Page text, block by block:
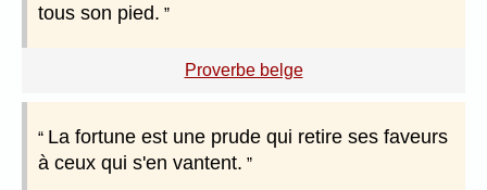
tous son pied.
Proverbe belge
La fortune est une prude qui retire ses faveurs
à ceux qui s'en vantent.